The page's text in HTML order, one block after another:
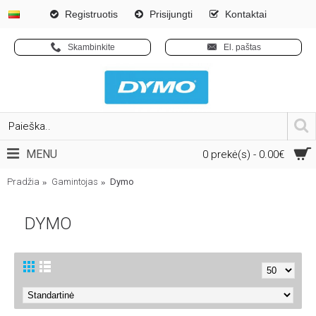
Registruotis Prisijungti Kontaktai
Skambinkite El. paštas
0 prekė(s) - 0.00€
MENU
Pradžia Gamintojas Dymo
DYMO